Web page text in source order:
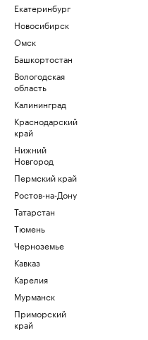
Екатеринбург
Новосибирск
Омск
Башкортостан
Вологодская
область
Калининград
Краснодарский
край
Нижний
Новгород
Пермский край
Ростов-на-Дону
Татарстан
Тюмень
Черноземье
Кавказ
Карелия
Мурманск
Приморский
край